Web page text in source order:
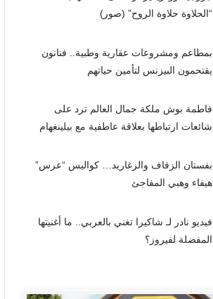
“الحلاوة حلاوة الروح” (صور)
بمطاعم ومشروعات عقارية وطبية.. فنانون
يقتحمون البيزنس لتأمين حياتهم
فاطمة بوش ملكة جمال العالم ترد على
شائعات ارتباطها بعلاقة عاطفية مع بيلينغهام
بفستان الزفاف والزغاريد… كواليس “عرس”
هيفاء وهبي المفاجئ
فيديو نادر لـ شاكيرا تغني بالعربي.. ما أغنيتها
المفضلة لفيروز؟